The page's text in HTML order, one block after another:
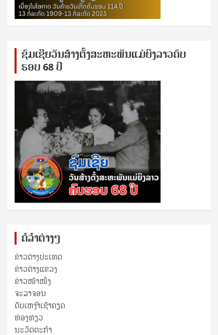
ຊົ​ມ​ເຊີຍ​ວັນ​ສ້າງ​ຕັ້ງ​ສະ​ຫະ​ພັນ​ແມ່​ຍິງ​​ລາວຄົບ​
ຮອບ 68 ປິ
ຄໍລຳຕ່າງໆ
ຂ່າວຕ່າງປະເທດ
ຂ່າວ​ຕ່າງ​ແຂວງ
ຂ່າວໜ້າໜຶ່ງ
ຈະລາຈອນ
ດັບເຫງົາເຊົາຄຽດ
ທ່ອງທ່ຽວ
ນະວັດຕະກໍາ